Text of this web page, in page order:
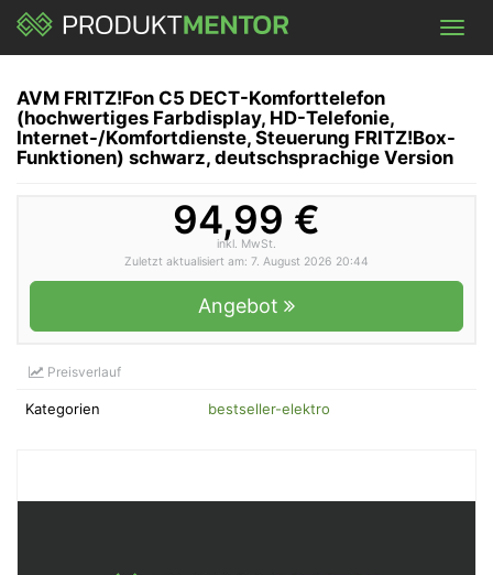
Skip
main
AVM FRITZ!Fon C5 DECT-Komforttelefon
(hochwertiges Farbdisplay, HD-Telefonie,
Internet-/Komfortdienste, Steuerung FRITZ!Box-
Funktionen) schwarz, deutschsprachige Version
94,99 €
inkl. MwSt.
Zuletzt aktualisiert am: 7. August 2026 20:44
Angebot
Preisverlauf
Kategorien bestseller-elektro